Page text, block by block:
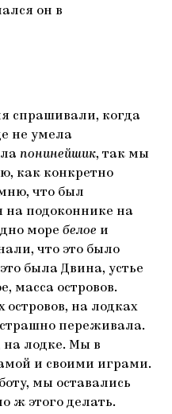
он в
спрашивали, когда
не умела
понинейшик, так мы
как конкретно
что был
на подоконнике на
море белое и
что это было
была Двина, устье
масса островов.
на лодках
переживала.
на лодке. Мы в
и своими играми.
мы оставались
ж этого делать.